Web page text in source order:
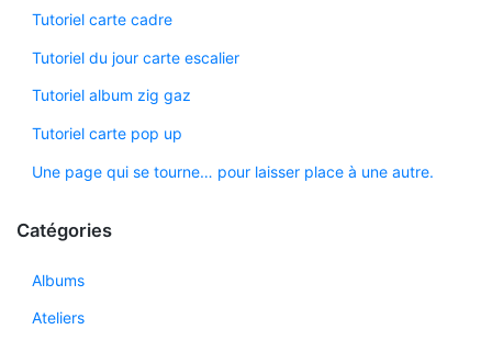
Tutoriel carte cadre
Tutoriel du jour carte escalier
Tutoriel album zig gaz
Tutoriel carte pop up
Une page qui se tourne… pour laisser place à une autre.
Catégories
Albums
Ateliers